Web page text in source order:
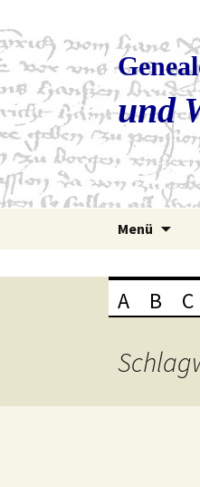
und
Menü
A B C